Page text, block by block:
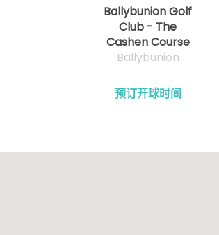
Ballybunion Golf
Club - The
Cashen Course
Ballybunion
预订开球时间